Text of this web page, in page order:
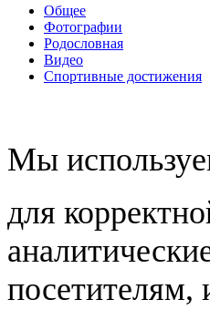
Общее
Фотографии
Родословная
Видео
Спортивные достижения
Мы
для
посетителям,